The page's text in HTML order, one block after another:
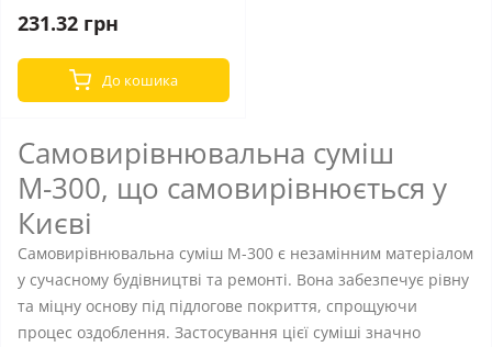
231.32 грн
До кошика
Самовирівнювальна суміш
М-300, що самовирівнюється у
Києві
Самовирівнювальна суміш М-300 є незамінним матеріалом
у сучасному будівництві та ремонті. Вона забезпечує рівну
та міцну основу під підлогове покриття, спрощуючи
процес оздоблення. Застосування цієї суміші значно